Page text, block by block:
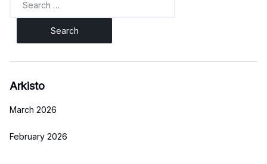
Arkisto
March 2026
February 2026